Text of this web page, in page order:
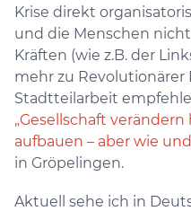
Krise direkt
und die Menschen
Kräften (wie z.B. der
mehr zu Revolutionärer
Stadtteilarbeit
„Gesellschaft
aufbauen – aber wie
in Gröpelingen.
Aktuell sehe ich in